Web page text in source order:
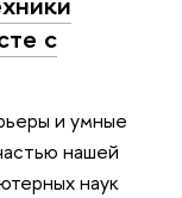
с
и умные
нашей
наук